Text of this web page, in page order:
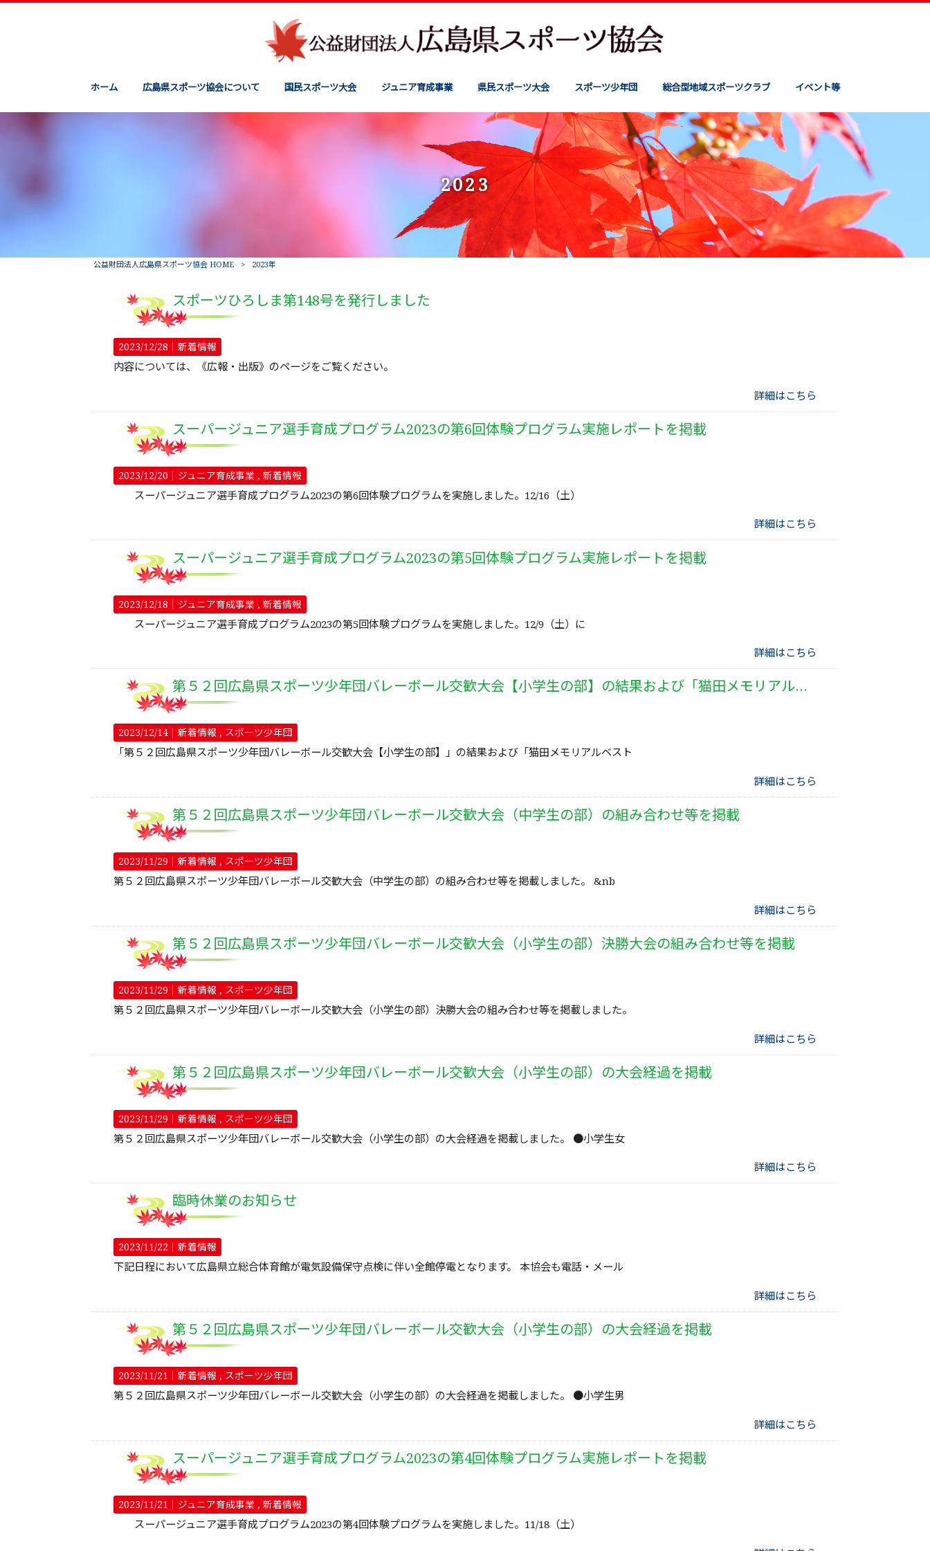
ホーム 広島県スポーツ協会について 国民スポーツ大会 ジュニア育成事業 県民スポーツ大会 スポーツ少年団 総合型地域スポーツクラブ イベント等
2023
公益財団法人広島県スポーツ協会 HOME > 2023年
スポーツひろしま第148号を発行しました
2023/12/28｜新着情報
内容については、《広報・出版》のページをご覧ください。
詳細はこちら
スーパージュニア選手育成プログラム2023の第6回体験プログラム実施レポートを掲載
2023/12/20｜ ジュニア育成事業 新着情報
スーパージュニア選手育成プログラム2023の第6回体験プログラムを実施しました。12/16（土）
詳細はこちら
スーパージュニア選手育成プログラム2023の第5回体験プログラム実施レポートを掲載
2023/12/18｜ ジュニア育成事業 新着情報
スーパージュニア選手育成プログラム2023の第5回体験プログラムを実施しました。12/9（土）に
詳細はこちら
第５２回広島県スポーツ少年団バレーボール交歓大会【小学生の部】の結果および「猫田メモリアルベストセッター賞」について
2023/12/14｜新着情報 スポーツ少年団
「第５２回広島県スポーツ少年団バレーボール交歓大会【小学生の部】」の結果および「猫田メモリアルベスト
詳細はこちら
第５２回広島県スポーツ少年団バレーボール交歓大会（中学生の部）の組み合わせ等を掲載
2023/11/29｜新着情報 スポーツ少年団
第５２回広島県スポーツ少年団バレーボール交歓大会（中学生の部）の組み合わせ等を掲載しました。 &nb
詳細はこちら
第５２回広島県スポーツ少年団バレーボール交歓大会（小学生の部）決勝大会の組み合わせ等を掲載
2023/11/29｜新着情報 スポーツ少年団
第５２回広島県スポーツ少年団バレーボール交歓大会（小学生の部）決勝大会の組み合わせ等を掲載しました。
詳細はこちら
第５２回広島県スポーツ少年団バレーボール交歓大会（小学生の部）の大会経過を掲載
2023/11/29｜新着情報 スポーツ少年団
第５２回広島県スポーツ少年団バレーボール交歓大会（小学生の部）の大会経過を掲載しました。 ●小学生女
詳細はこちら
臨時休業のお知らせ
2023/11/22｜新着情報
下記日程において広島県立総合体育館が電気設備保守点検に伴い全館停電となります。 本協会も電話・メール
詳細はこちら
第５２回広島県スポーツ少年団バレーボール交歓大会（小学生の部）の大会経過を掲載
2023/11/21｜新着情報 スポーツ少年団
第５２回広島県スポーツ少年団バレーボール交歓大会（小学生の部）の大会経過を掲載しました。 ●小学生男
詳細はこちら
スーパージュニア選手育成プログラム2023の第4回体験プログラム実施レポートを掲載
2023/11/21｜ ジュニア育成事業 新着情報
スーパージュニア選手育成プログラム2023の第4回体験プログラムを実施しました。11/18（土）